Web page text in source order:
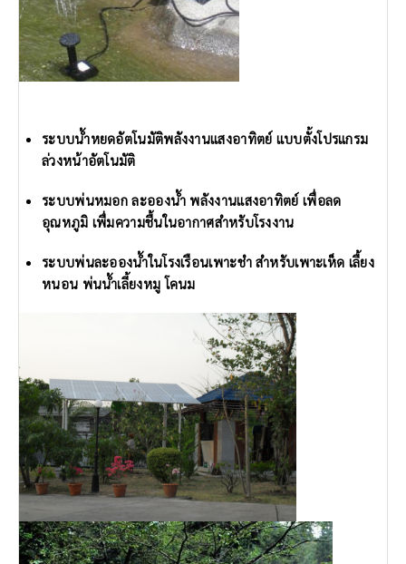
ระบบน้ำหยดอัตโนมัติพลังงานแสงอาทิตย์ แบบตั้งโปรแกรม
ล่วงหน้าอัตโนมัติ
ระบบพ่นหมอก ละอองน้ำ พลังงานแสงอาทิตย์ เพื่อลด
อุณหภูมิ เพื่มความชื้นในอากาศสำหรับโรงงาน
ระบบพ่นละอองน้ำในโรงเรือนเพาะชำ สำหรับเพาะเห็ด เลื้ยง
หนอน พ่นน้ำเลี้ยงหมู โคนม